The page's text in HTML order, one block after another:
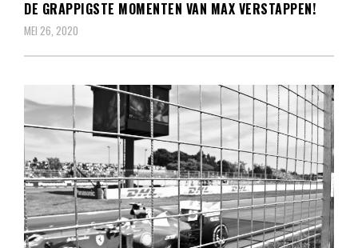
DE GRAPPIGSTE MOMENTEN VAN MAX VERSTAPPEN!
MEI 26, 2020